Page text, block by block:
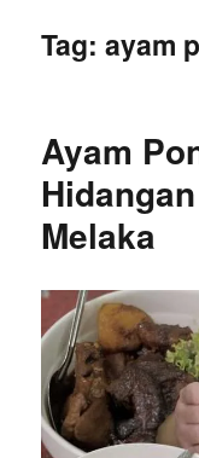
Tag:ayam
Ayam
Melaka